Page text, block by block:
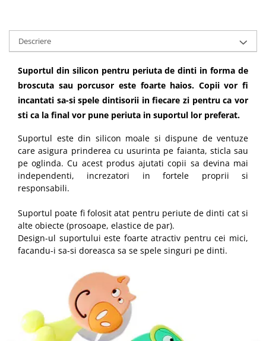
Descriere
Suportul din silicon pentru periuta de dinti in forma de
broscuta sau porcusor este foarte haios. Copii vor fi
incantati sa-si spele dintisorii in fiecare zi pentru ca vor
sti ca la final vor pune periuta in suportul lor preferat.
Suportul este din silicon moale si dispune de ventuze
care asigura prinderea cu usurinta pe faianta, sticla sau
pe oglinda. Cu acest produs ajutati copii sa devina mai
independenti, increzatori in fortele proprii si
responsabili.
Suportul poate fi folosit atat pentru periute de dinti cat si
alte obiecte (prosoape, elastice de par).
Design-ul suportului este foarte atractiv pentru cei mici,
facandu-i sa-si doreasca sa se spele singuri pe dinti.